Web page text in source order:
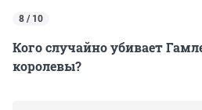
8 / 10
Кого случайно убивает
королевы?